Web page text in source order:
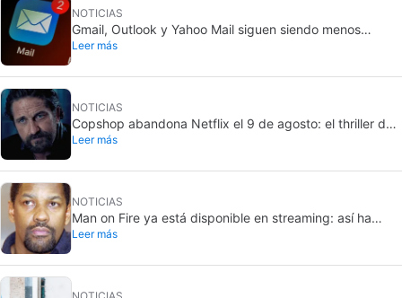
NOTICIAS
Gmail, Outlook y Yahoo Mail siguen siendo menos
seguros que los chats
Leer más
NOTICIAS
Copshop abandona Netflix el 9 de agosto: el thriller de
Gerard Butler apura sus últimos días
Leer más
NOTICIAS
Man on Fire ya está disponible en streaming: así ha
envejecido el thriller de Denzel Washington
Leer más